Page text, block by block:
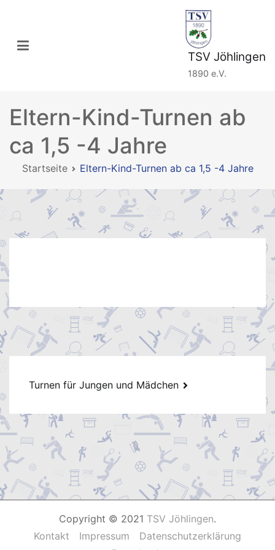
springen
TSV Jöhlingen
1890 e.V.
Eltern-Kind-Turnen ab
ca 1,5 -4 Jahre
Startseite Eltern-Kind-Turnen ab ca 1,5 -4 Jahre
Beitragsnavigation
Turnen für Jungen und Mädchen
Copyright © 2021 TSV Jöhlingen.
Kontakt
Impressum
Datenschutzerklärung